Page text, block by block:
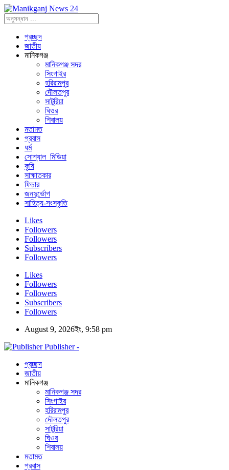
প্রচ্ছদ
জাতীয়
মানিকগঞ্জ
মানিকগঞ্জ সদর
সিংগাইর
হরিরামপুর
দৌলতপুর
সাটুরিয়া
ঘিওর
শিবালয়
মতামত
প্রবাস
ধর্ম
সোশ্যাল_মিডিয়া
কৃষি
সাক্ষাতকার
ফিচার
জনদুর্ভোগ
সাহিত্য-সংস্কৃতি
Likes
Followers
Followers
Subscribers
Followers
Likes
Followers
Followers
Subscribers
Followers
August 9, 2026ইং, 9:58 pm
Publisher -
প্রচ্ছদ
জাতীয়
মানিকগঞ্জ
মানিকগঞ্জ সদর
সিংগাইর
হরিরামপুর
দৌলতপুর
সাটুরিয়া
ঘিওর
শিবালয়
মতামত
প্রবাস